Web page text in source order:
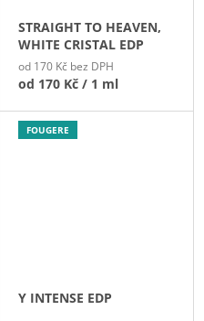
STRAIGHT TO HEAVEN,
WHITE CRISTAL EDP
od 170 Kč bez DPH
od 170 Kč / 1 ml
FOUGERE
Y INTENSE EDP